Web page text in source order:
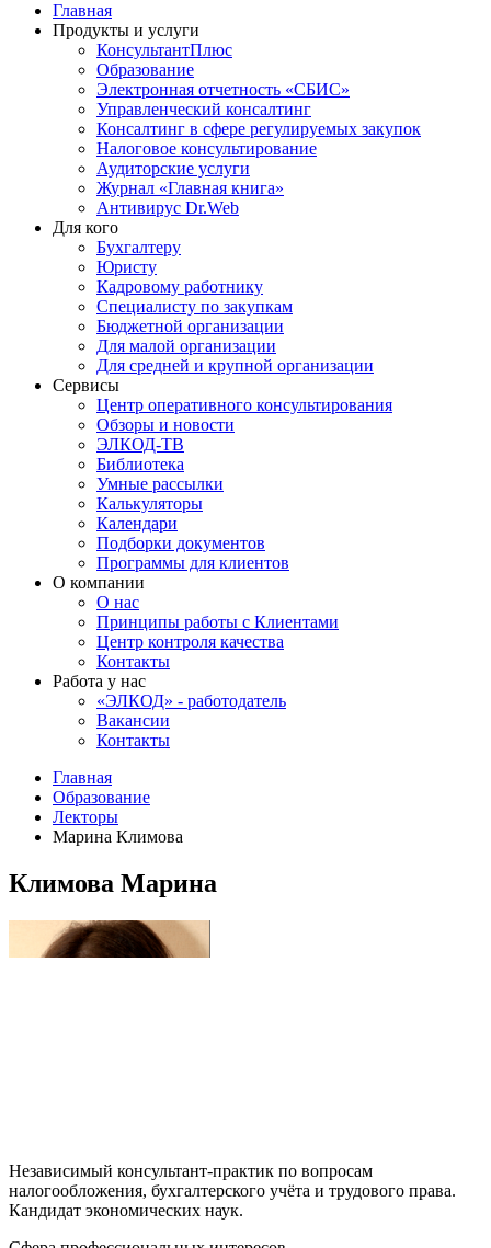
Главная
Продукты и услуги
КонсультантПлюс
Образование
Электронная отчетность «СБИС»
Управленческий консалтинг
Консалтинг в сфере регулируемых закупок
Налоговое консультирование
Аудиторские услуги
Журнал «Главная книга»
Антивирус Dr.Web
Для кого
Бухгалтеру
Юристу
Кадровому работнику
Специалисту по закупкам
Бюджетной организации
Для малой организации
Для средней и крупной организации
Сервисы
Центр оперативного консультирования
Обзоры и новости
ЭЛКОД-ТВ
Библиотека
Умные рассылки
Калькуляторы
Календари
Подборки документов
Программы для клиентов
О компании
О нас
Принципы работы с Клиентами
Центр контроля качества
Контакты
Работа у нас
«ЭЛКОД» - работодатель
Вакансии
Контакты
Главная
Образование
Лекторы
Марина Климова
Климова Марина
Независимый консультант-практик по вопросам
налогообложения, бухгалтерского учёта и трудового права.
Кандидат экономических наук.